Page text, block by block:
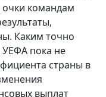
очки командам
Каким точно
УЕФА пока не
страны в
выплат